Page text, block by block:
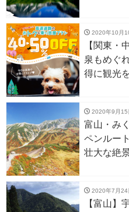
2020年10月
【関東・
泉もめぐ
得に観光
2020年9月15
富山・み
ペンルー
壮大な絶
2020年7月24
【富山